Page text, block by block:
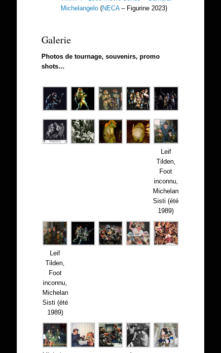
Michelangelo(NECA– Figurine 2023)
Galerie
Photos de tournage, souvenirs, promo
shots…
Leif
Tilden,
Foot
inconnu,
Michelan
Sisti (été
1989)
Leif
Tilden,
Foot
inconnu,
Michelan
Sisti (été
1989)